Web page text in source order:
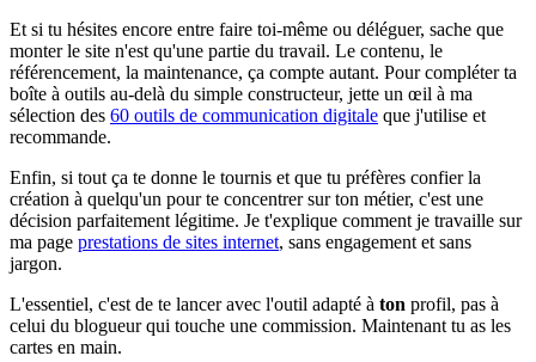
Et si tu hésites encore entre faire toi-même ou déléguer, sache que
monter le site n'est qu'une partie du travail. Le contenu, le
référencement, la maintenance, ça compte autant. Pour compléter ta
boîte à outils au-delà du simple constructeur, jette un œil à ma
sélection des 60 outils de communication digitale que j'utilise et
recommande.
Enfin, si tout ça te donne le tournis et que tu préfères confier la
création à quelqu'un pour te concentrer sur ton métier, c'est une
décision parfaitement légitime. Je t'explique comment je travaille sur
ma page prestations de sites internet, sans engagement et sans
jargon.
L'essentiel, c'est de te lancer avec l'outil adapté à ton profil, pas à
celui du blogueur qui touche une commission. Maintenant tu as les
cartes en main.